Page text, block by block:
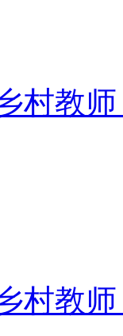
村教
村教